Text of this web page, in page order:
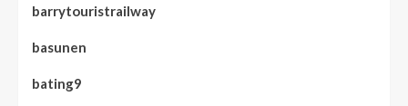
barrytouristrailway
basunen
bating9